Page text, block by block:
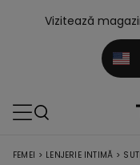
Vizitează
FEMEI > LENJERIE INTIMĂ >